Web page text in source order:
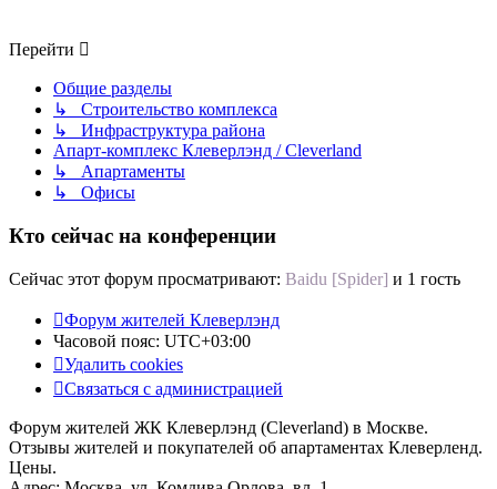
Перейти
Общие разделы
↳ Строительство комплекса
↳ Инфраструктура района
Апарт-комплекс Клеверлэнд / Cleverland
↳ Апартаменты
↳ Офисы
Кто сейчас на конференции
Сейчас этот форум просматривают: Baidu [Spider] и 1 гость
Форум жителей Клеверлэнд
Часовой пояс: UTC+03:00
Удалить cookies
Связаться с администрацией
Форум жителей ЖК Клеверлэнд (Cleverland) в Москве.
Отзывы жителей и покупателей об апартаментах Клеверленд.
Цены.